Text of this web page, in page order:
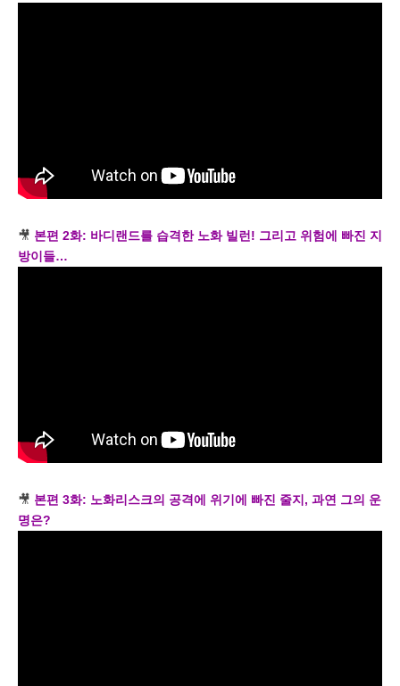
🎥 본편 2화: 바디랜드를 습격한 노화 빌런! 그리고 위험에 빠진 지
방이들…
🎥 본편 3화: 노화리스크의 공격에 위기에 빠진 줄지, 과연 그의 운
명은?